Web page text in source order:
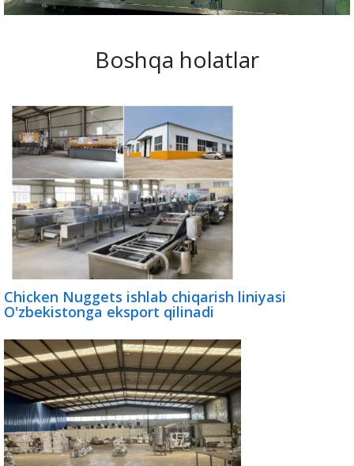
Boshqa holatlar
Chicken Nuggets ishlab chiqarish liniyasi
O'zbekistonga eksport qilinadi